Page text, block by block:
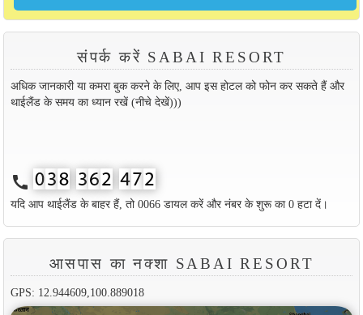
संपर्क करें SABAI RESORT
अधिक जानकारी या कमरा बुक करने के लिए, आप इस होटल को फोन कर सकते हैं और
थाईलैंड के समय का ध्यान रखें (नीचे देखें)))
call
यदि आप थाईलैंड के बाहर हैं, तो 0066 डायल करें और नंबर के शुरू का 0 हटा दें।
आसपास का नक्शा SABAI RESORT
GPS: 12.944609,100.889018